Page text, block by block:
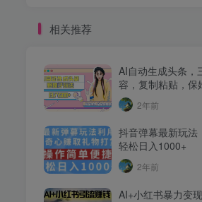
相关推荐
AI自动生成头条，
容，复制粘贴，
2年前
抖音弹幕最新玩法
轻松日入1000+
2年前
AI+小红书暴力变